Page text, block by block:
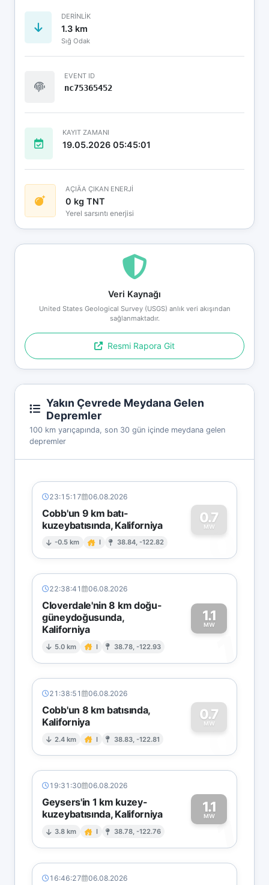
DERINLIK
1.3 km
Sığ Odak
EVENT ID
nc75365452
KAYIT ZAMANI
19.05.2026 05:45:01
AÇIÄA ÇIKAN ENERJİ
0 kg TNT
Yerel sarsıntı enerjisi
Veri Kaynağı
United States Geological Survey (USGS) anlık veri akışından
sağlanmaktadır.
Resmi Rapora Git
Yakın Çevrede Meydana Gelen
Depremler
100 km yarıçapında, son 30 gün içinde meydana gelen
depremler
23:15:17 06.08.2026
Cobb'un 9 km batı-
kuzeybatısında, Kaliforniya
-0.5 km I 38.84, -122.82
0.7
MW
0
22:38:41 06.08.2026
Cloverdale'nin 8 km doğu-
güneydoğusunda,
Kaliforniya
5.0 km I 38.78, -122.93
1.1
MW
1
21:38:51 06.08.2026
Cobb'un 8 km batısında,
Kaliforniya
2.4 km I 38.83, -122.81
0.7
MW
0
19:31:30 06.08.2026
Geysers'in 1 km kuzey-
kuzeybatısında, Kaliforniya
3.8 km I 38.78, -122.76
1.1
MW1
16:46:27 06.08.2026